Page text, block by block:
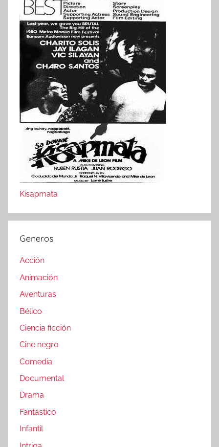
Kisapmata
Generos
Acción
Animación
Aventuras
Bélico
Ciencia ficción
Cine negro
Comedia
Documental
Drama
Fantástico
Infantil